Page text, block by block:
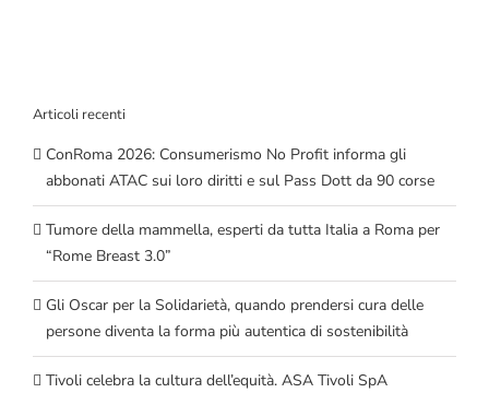
Articoli recenti
ConRoma 2026: Consumerismo No Profit informa gli
abbonati ATAC sui loro diritti e sul Pass Dott da 90 corse
Tumore della mammella, esperti da tutta Italia a Roma per
“Rome Breast 3.0”
Gli Oscar per la Solidarietà, quando prendersi cura delle
persone diventa la forma più autentica di sostenibilità
Tivoli celebra la cultura dell’equità. ASA Tivoli SpA